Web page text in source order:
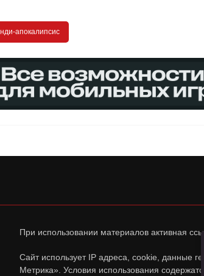
апокалипсис
При использовании материалов активная
Сайт использует IP адреса, cookie, данные
Метрика». Условия использования